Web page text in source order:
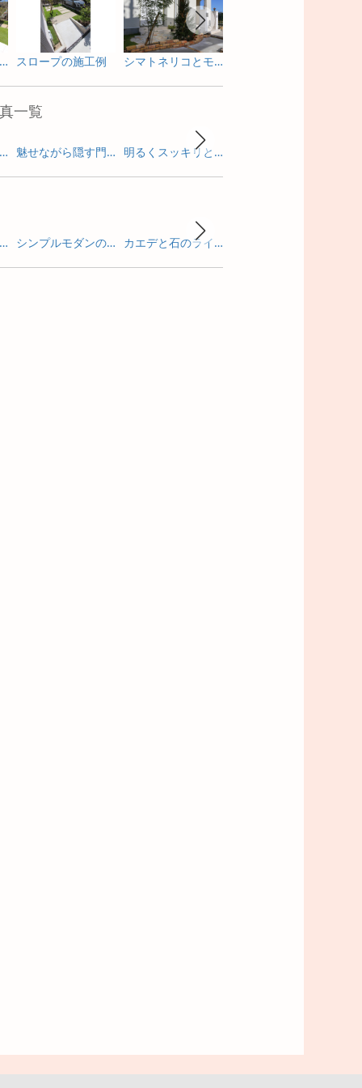
白いタイルテラスのプライベートガーデン スロープの施工例 シマトネリコとモミノキで目隠し
一覧
高級感のあるガーデンルームで寛ぐリフォーム庭工事 魅せながら隠す門周りのリフォーム外構 明るくスッキリと劇的に変身したリフォーム外構
料亭のような佇まいを照明で包み込む新築外構 シンプルモダンの門まわりの照明演出 カエデと石のライトアップが素敵な門まわり